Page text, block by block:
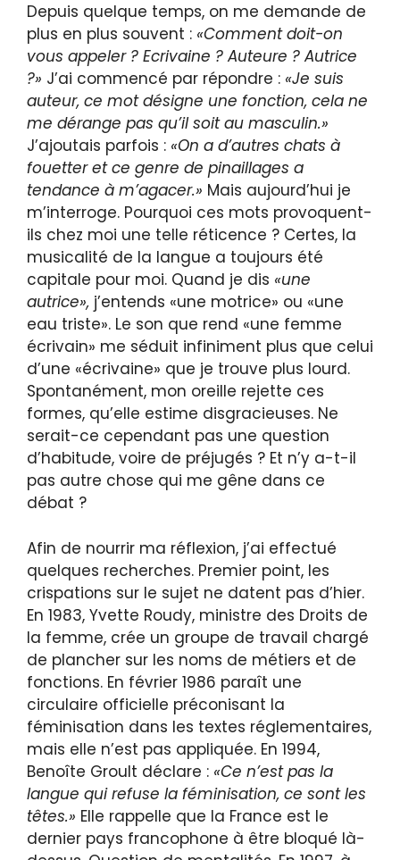
Depuis quelque temps, on me demande de
plus en plus souvent : «Comment doit-on
vous appeler ? Ecrivaine ? Auteure ? Autrice
?» J’ai commencé par répondre : «Je suis
auteur, ce mot désigne une fonction, cela ne
me dérange pas qu’il soit au masculin.»
J’ajoutais parfois : «On a d’autres chats à
fouetter et ce genre de pinaillages a
tendance à m’agacer.» Mais aujourd’hui je
m’interroge. Pourquoi ces mots provoquent-
ils chez moi une telle réticence ? Certes, la
musicalité de la langue a toujours été
capitale pour moi. Quand je dis «une
autrice», j’entends «une motrice» ou «une
eau triste». Le son que rend «une femme
écrivain» me séduit infiniment plus que celui
d’une «écrivaine» que je trouve plus lourd.
Spontanément, mon oreille rejette ces
formes, qu’elle estime disgracieuses. Ne
serait-ce cependant pas une question
d’habitude, voire de préjugés ? Et n’y a-t-il
pas autre chose qui me gêne dans ce
débat ?
Afin de nourrir ma réflexion, j’ai effectué
quelques recherches. Premier point, les
crispations sur le sujet ne datent pas d’hier.
En 1983, Yvette Roudy, ministre des Droits de
la femme, crée un groupe de travail chargé
de plancher sur les noms de métiers et de
fonctions. En février 1986 paraît une
circulaire officielle préconisant la
féminisation dans les textes réglementaires,
mais elle n’est pas appliquée. En 1994,
Benoîte Groult déclare : «Ce n’est pas la
langue qui refuse la féminisation, ce sont les
têtes.» Elle rappelle que la France est le
dernier pays francophone à être bloqué là-